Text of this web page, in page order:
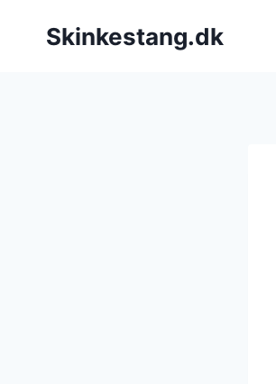
Skinkestang.dk